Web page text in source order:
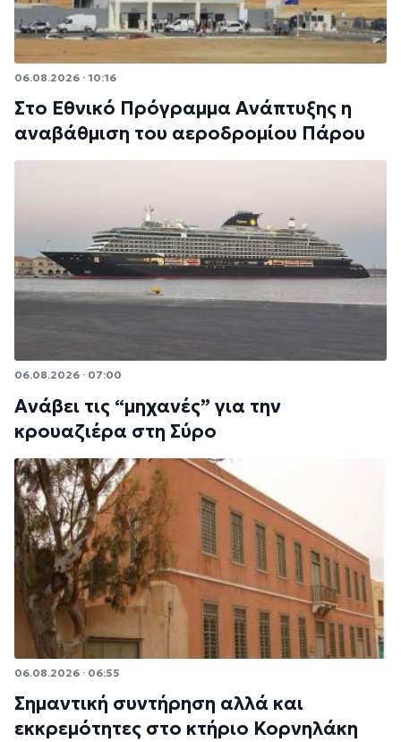
06.08.2026 · 10:16
Στο Εθνικό Πρόγραμμα Ανάπτυξης η
αναβάθμιση του αεροδρομίου Πάρου
06.08.2026 · 07:00
Ανάβει τις “μηχανές” για την
κρουαζιέρα στη Σύρο
06.08.2026 · 06:55
Σημαντική συντήρηση αλλά και
εκκρεμότητες στο κτήριο Κορνηλάκη